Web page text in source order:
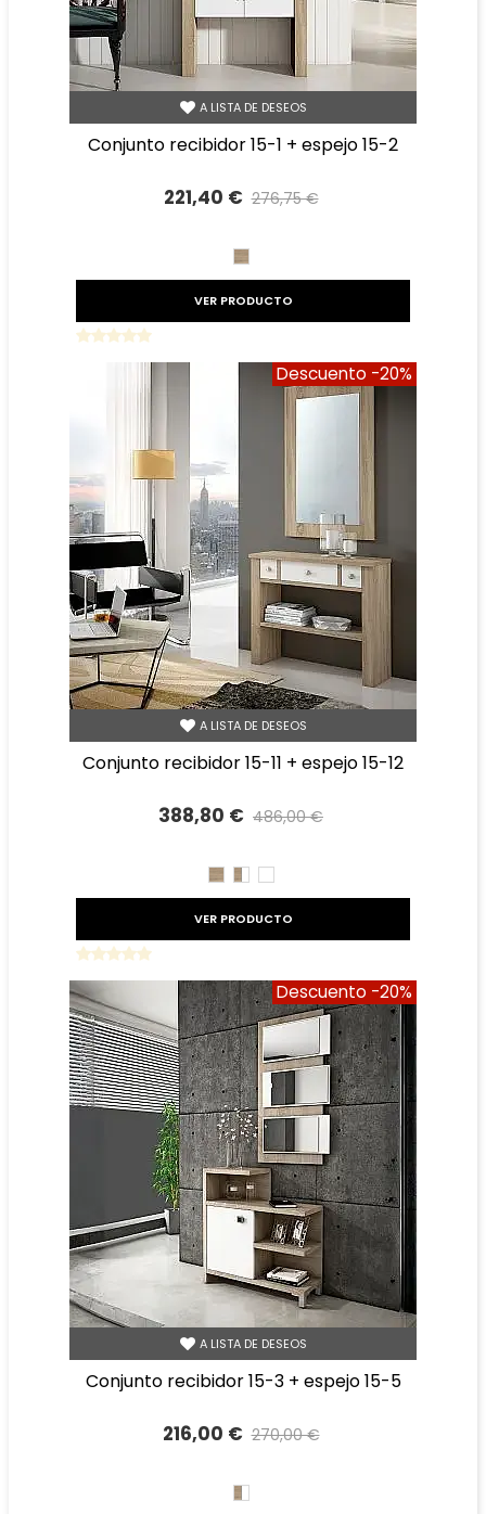
A LISTA DE DESEOS
conjunto recibidor 15-1 + espejo 15-2
221,40 € 276,75 €
CAMBRIAN
VER PRODUCTO
Descuento -20%
A LISTA DE DESEOS
conjunto recibidor 15-11 + espejo 15-12
388,80 € 486,00 €
CAMBRIAN
CAMBRIAN/BLANCO
BLANCO
VER PRODUCTO
Descuento -20%
A LISTA DE DESEOS
conjunto recibidor 15-3 + espejo 15-5
216,00 € 270,00 €
BLANCO/CAMBRIAN